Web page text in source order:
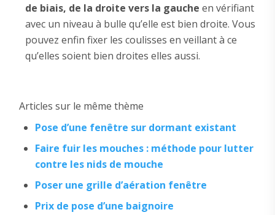
de biais, de la droite vers la gauche en vérifiant
avec un niveau à bulle qu’elle est bien droite. Vous
pouvez enfin fixer les coulisses en veillant à ce
qu’elles soient bien droites elles aussi.
Articles sur le même thème
Pose d’une fenêtre sur dormant existant
Faire fuir les mouches : méthode pour lutter
contre les nids de mouche
Poser une grille d’aération fenêtre
Prix de pose d’une baignoire